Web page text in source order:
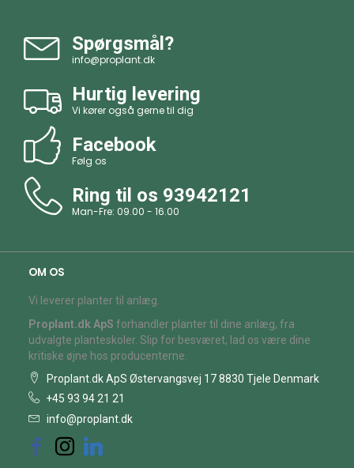
Spørgsmål?
info@proplant.dk
Hurtig levering
Vi kører også gerne til dig
Facebook
Følg os
Ring til os 93942121
Man-Fre: 09.00 - 16.00
OM OS
Vi leverer planter til anlæg.
Proplant.dk ApS forhandler planter til dine anlæg, fra
udvalgte planteskoler. Slip for besværet, lad os være dine
kritiske øjne hos producenterne.
Proplant.dk ApS Østervangsvej 17 8830 Tjele Denmark
+45 93 94 21 21
info@proplant.dk